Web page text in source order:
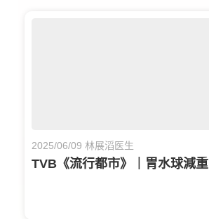
2025/06/09 林展滔医生
TVB《流行都市》｜胃水球減重